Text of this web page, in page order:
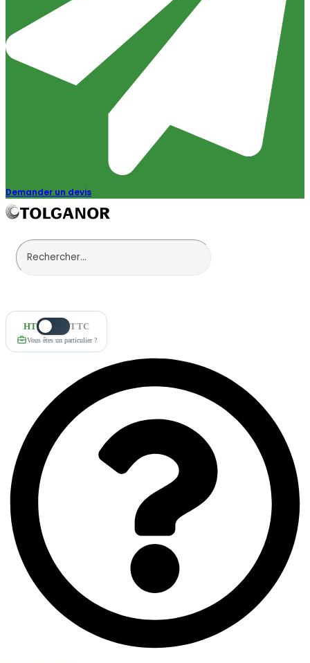
Demander un devis
HT TTC
Vous êtes un particulier ?